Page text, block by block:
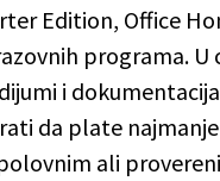
Edition, Office
programa. U
i
da plate
ali